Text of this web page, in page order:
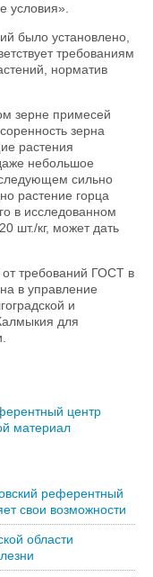
условия».
было установлено,
требованиям
норматив
зерне примесей
зерна
растения
небольшое
сильно
растение горца
в исследованном
шт./кг, может дать
требований ГОСТ в
в управление
и
для
центр
материал
референтный
свои возможности
области